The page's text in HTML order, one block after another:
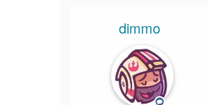
dimmo